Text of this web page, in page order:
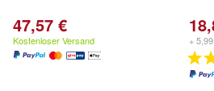
47,57 €
Kostenloser Versand +